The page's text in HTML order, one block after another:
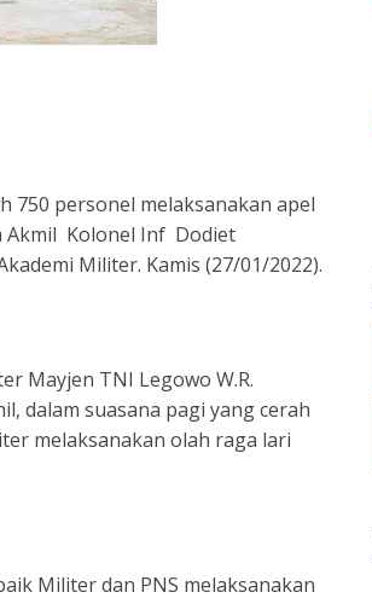
750 personel melaksanakan apel
Akmil Kolonel Inf Dodiet
Militer. Kamis (27/01/2022).
Mayjen TNI Legowo W.R.
dalam suasana pagi yang cerah
melaksanakan olah raga lari
Militer dan PNS melaksanakan